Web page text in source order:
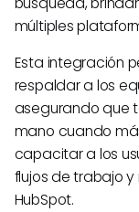
múltiples
Esta integración
respaldar a los
asegurando que
mano cuando
capacitar a los
flujos de trabajo
HubSpot.